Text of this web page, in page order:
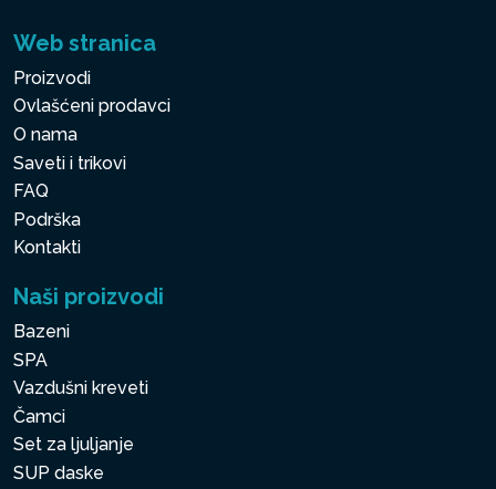
Web stranica
Proizvodi
Ovlašćeni prodavci
O nama
Saveti i trikovi
FAQ
Podrška
Kontakti
Naši proizvodi
Bazeni
SPA
Vazdušni kreveti
Čamci
Set za ljuljanje
SUP daske